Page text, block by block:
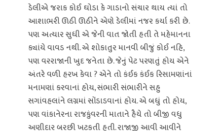
ડેલીએ જરાક કોઈ ઘોડા કે ગાડાનો સંચાર થાય ત્યાં તો
આશાભરી ઊઠી ઊઠીને એણે ડેલીમાં નજર કર્યા કરી છે.
પણ અત્યાર સુધી એ જેની વાત જોતી હતી તે મહેમાનના
ક્યાંયે વાવડ નથી. એ શોકાતુર માનવી બીજું કોઈ નહિ,
પણ વરરાજાની ખુદ જનેતા છે. જેનું પેટ પરણતું હોય એને
અંતરે વળી હરખ કેવા ? એને તો કંઈક કંઈક રિસામણાંનાં
મનામણાં કરવાનાં હોય, સંભારી સંભારીને સહુ
સગાંવહલાંને લગ્નમાં સોંડાડવાનાં હોય. એ બધું તો હોય,
પણ વાંકાનેરના રાજકુંવરની માતાને હૈયે તો બીજી વધુ
અણીદાર બરછી ખટકતી હતી. રાજાજી આવી આવીને